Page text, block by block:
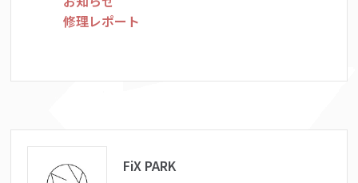
修理レポート
FiX PARK